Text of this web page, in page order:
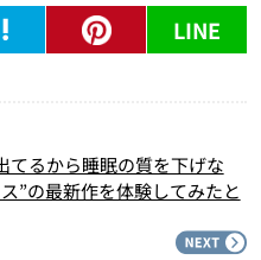
LINE
てるから睡眠の質を下げな
”の最新作を体験してみたと